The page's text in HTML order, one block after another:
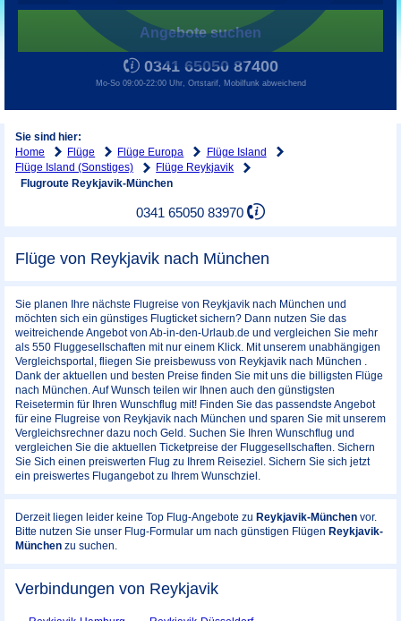
Angebote suchen
0341 65050 87400
Mo-So 09:00-22:00 Uhr, Ortstarif, Mobilfunk abweichend
Sie sind hier:
Home
Flüge Flüge Europa
Flüge Island
Flüge Island (Sonstiges)
Flüge Reykjavik
Flugroute Reykjavik-München
0341 65050 83970
Flüge von Reykjavik nach München
Sie planen Ihre nächste Flugreise von Reykjavik nach München und
möchten sich ein günstiges Flugticket sichern? Dann nutzen Sie das
weitreichende Angebot von Ab-in-den-Urlaub.de und vergleichen Sie mehr
als 550 Fluggesellschaften mit nur einem Klick. Mit unserem unabhängigen
Vergleichsportal, fliegen Sie preisbewuss von Reykjavik nach München .
Dank der aktuellen und besten Preise finden Sie mit uns die billigsten Flüge
nach München. Auf Wunsch teilen wir Ihnen auch den günstigsten
Reisetermin für Ihren Wunschflug mit! Finden Sie das passendste Angebot
für eine Flugreise von Reykjavik nach München und sparen Sie mit unserem
Vergleichsrechner dazu noch Geld. Suchen Sie Ihren Wunschflug und
vergleichen Sie die aktuellen Ticketpreise der Fluggesellschaften. Sichern
Sie Sich einen preiswerten Flug zu Ihrem Reiseziel. Sichern Sie sich jetzt
ein preiswertes Flugangebot zu Ihrem Wunschziel.
Derzeit liegen leider keine Top Flug-Angebote zu Reykjavik-München vor.
Bitte nutzen Sie unser Flug-Formular um nach günstigen Flügen Reykjavik-
München zu suchen.
Verbindungen von Reykjavik